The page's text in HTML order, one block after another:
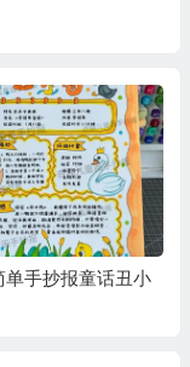
单手抄报童话丑小